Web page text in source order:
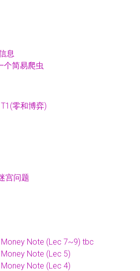
息
个简易爬虫
零和博弈)
宫问题
Note (Lec 7~9) tbc
Note (Lec 5)
Note (Lec 4)